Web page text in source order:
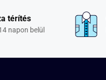
térítés
napon belül